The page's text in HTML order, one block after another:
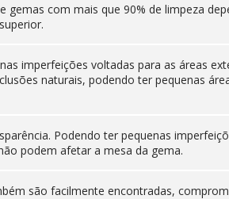
gemas com mais que 90% de limpeza
imperfeições voltadas para as áreas
naturais, podendo ter pequenas
Podendo ter pequenas
podem afetar a mesa da gema.
são facilmente encontradas,